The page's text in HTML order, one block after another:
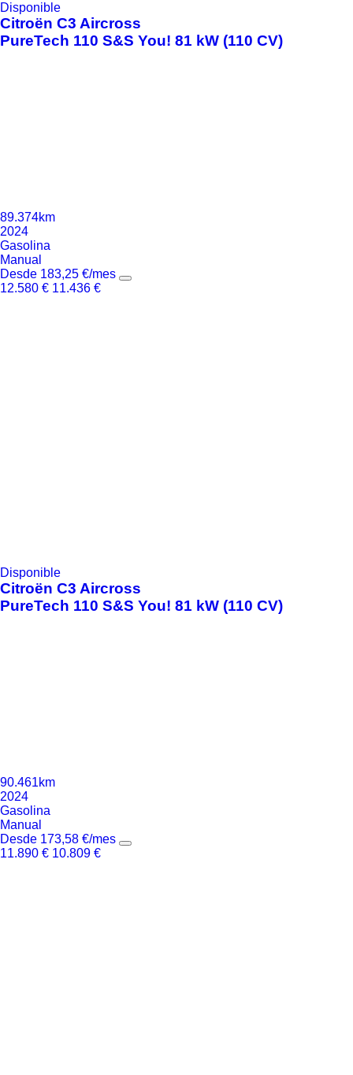
Disponible
Citroën C3 Aircross
PureTech 110 S&S You! 81 kW (110 CV)
89.374km
2024
Gasolina
Manual
Desde 183,25 €/mes
12.580 € 11.436 €
Disponible
Citroën C3 Aircross
PureTech 110 S&S You! 81 kW (110 CV)
90.461km
2024
Gasolina
Manual
Desde 173,58 €/mes
11.890 € 10.809 €